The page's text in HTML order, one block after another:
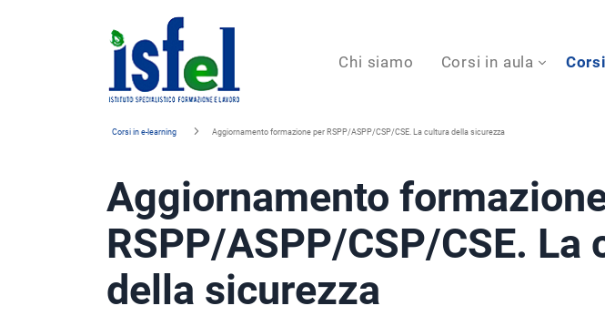
Istituto
formazione
e
lavoro
Chi siamo Corsi in aula
Corsi in e-learning Aggiornamento formazione per RSPP/ASPP/CSP/CSE. La cultura della sicurezza
Aggiornamento
RSPP/ASPP/CSP/CSE. La
della sicurezza